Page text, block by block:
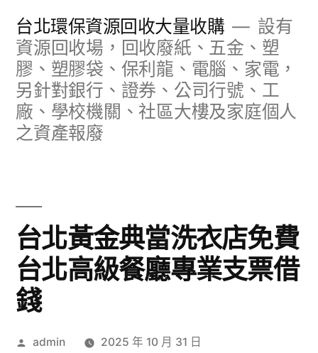
台北環保資源回收大量收購
設有
資源回收場，回收廢紙、五金、塑
膠、塑膠袋、保利龍、電腦、家電，
另針對銀行、證券、公司行號、工
廠、學校機關、社區大樓及家庭個人
之資產報廢
台北黃金典當洗衣店免費
台北高級餐廳專業支票借
錢
作
admin 2025 年 10 月 31 日